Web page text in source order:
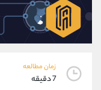
زمان مطالعه
7 دقیقه
واتساپ
تلگرام
پشتیبان فروش